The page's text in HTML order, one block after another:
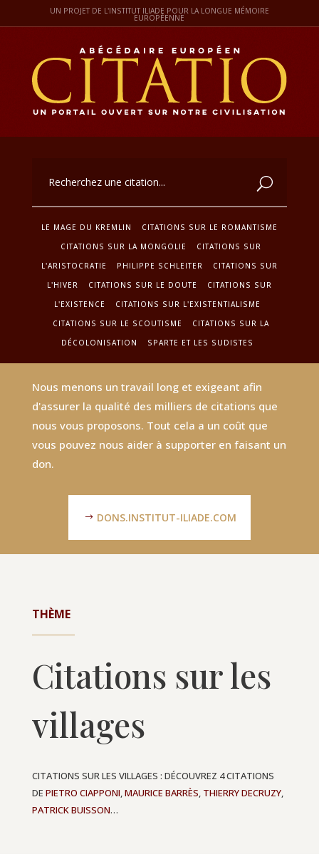
UN PROJET DE L'INSTITUT ILIADE POUR LA LONGUE MÉMOIRE
EUROPÉENNE
LE MAGE DU KREMLIN
CITATIONS SUR LE ROMANTISME
CITATIONS SUR LA MONGOLIE
CITATIONS SUR
L'ARISTOCRATIE
PHILIPPE SCHLEITER
CITATIONS SUR
L'HIVER
CITATIONS SUR LE DOUTE
CITATIONS SUR
L'EXISTENCE
CITATIONS SUR L'EXISTENTIALISME
CITATIONS SUR LE SCOUTISME
CITATIONS SUR LA
DÉCOLONISATION
SPARTE ET LES SUDISTES
Nous menons un travail long et exigeant afin
d'assurer la qualité des milliers de citations que
nous vous proposons. Tout cela a un coût que
vous pouvez nous aider à supporter en faisant un
don.
DONS.INSTITUT-ILIADE.COM
THÈME
Citations sur les
villages
CITATIONS SUR LES VILLAGES : DÉCOUVREZ 4 CITATIONS
DE PIETRO CIAPPONI,MAURICE BARRÈS, THIERRY DECRUZY,
PATRICK BUISSON…